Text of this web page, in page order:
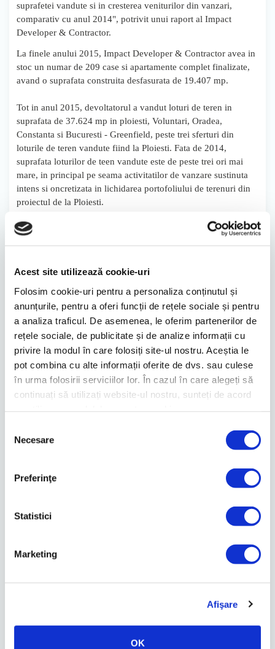
Acest site utilizează cookie-uri
Folosim cookie-uri pentru a personaliza conținutul și
anunțurile, pentru a oferi funcții de rețele sociale și pentru
a analiza traficul. De asemenea, le oferim partenerilor de
rețele sociale, de publicitate și de analize informații cu
privire la modul în care folosiți site-ul nostru. Aceștia le
pot combina cu alte informații oferite de dvs. sau culese
în urma folosirii serviciilor lor. În cazul în care alegeți să
continuați să utilizați website-ul nostru, sunteți de acord
consimțământului
Necesare
Preferinţe
Statistici
Marketing
Afişare
OK
suprafetei vandute si in cresterea veniturilor din vanzari,
comparativ cu anul 2014", potrivit unui raport al Impact
Developer & Contractor.
La finele anului 2015, Impact Developer & Contractor avea in
stoc un numar de 209 case si apartamente complet finalizate,
avand o suprafata construita desfasurata de 19.407 mp.
Tot in anul 2015, devoltatorul a vandut loturi de teren in
suprafata de 37.624 mp in ploiesti, Voluntari, Oradea,
Constanta si Bucuresti - Greenfield, peste trei sferturi din
loturile de teren vandute fiind la Ploiesti. Fata de 2014,
suprafata loturilor de teen vandute este de peste trei ori mai
mare, in principal pe seama activitatilor de vanzare sustinuta
intens si oncretizata in lichidarea portofoliului de terenuri din
proiectul de la Ploiesti.
Veniturile Impact Developer & Contractor din vanzarea de
stocuri de proprietati rezidentiale in 2015 au insumat 106,4
o pierdere totala de peste 4,4 milioane de lei, desi a avut un
castig de pana la 25 milioane de lei din vanzarea de locuinte,
fata de valoarea contabila a stocurilor de proprietati
rezidentiale.
Sursa:wall-street.ro
Distribuie
Știrea precedentă Știrea următoare
Știri similare
Brokerul polonez Ipopema evaluează